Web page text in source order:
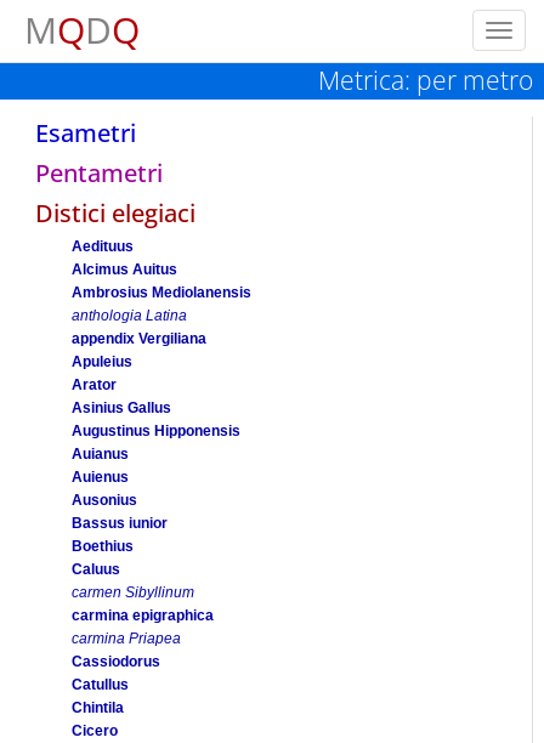
MQDQ
Metrica: per metro
Esametri
Pentametri
Distici elegiaci
Aedituus
Alcimus Auitus
Ambrosius Mediolanensis
anthologia Latina
appendix Vergiliana
Apuleius
Arator
Asinius Gallus
Augustinus Hipponensis
Auianus
Auienus
Ausonius
Bassus iunior
Boethius
Caluus
carmen Sibyllinum
carmina epigraphica
carmina Priapea
Cassiodorus
Catullus
Chintila
Cicero